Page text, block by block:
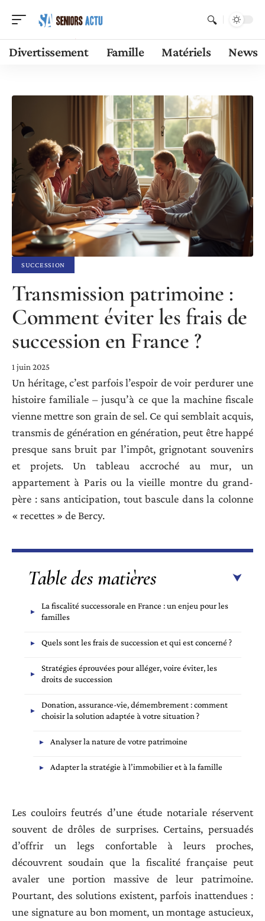
Divertissement Famille Matériels News
SUCCESSION
Transmission patrimoine :
Comment éviter les frais de
succession en France ?
1 juin 2025
Un héritage, c’est parfois l’espoir de voir perdurer une
histoire familiale – jusqu’à ce que la machine fiscale
vienne mettre son grain de sel. Ce qui semblait acquis,
transmis de génération en génération, peut être happé
presque sans bruit par l’impôt, grignotant souvenirs
et projets. Un tableau accroché au mur, un
appartement à Paris ou la vieille montre du grand-
père : sans anticipation, tout bascule dans la colonne
« recettes » de Bercy.
Table des matières
La fiscalité successorale en France : un enjeu pour les
familles
Quels sont les frais de succession et qui est concerné ?
Stratégies éprouvées pour alléger, voire éviter, les
droits de succession
Donation, assurance-vie, démembrement : comment
choisir la solution adaptée à votre situation ?
Analyser la nature de votre patrimoine
Adapter la stratégie à l’immobilier et à la famille
Les couloirs feutrés d’une étude notariale réservent
souvent de drôles de surprises. Certains, persuadés
d’offrir un legs confortable à leurs proches,
découvrent soudain que la fiscalité française peut
avaler une portion massive de leur patrimoine.
Pourtant, des solutions existent, parfois inattendues :
une signature au bon moment, un montage astucieux,